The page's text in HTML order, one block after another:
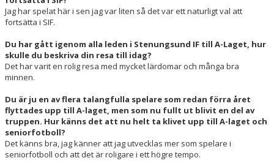
Jag har spelat här i sen jag var liten så det var ett naturligt val att
fortsätta i SIF.
Du har gått igenom alla leden i Stenungsund IF till A-Laget, hur
skulle du beskriva din resa till idag?
Det har varit en rolig resa med mycket lärdomar och många bra
minnen.
Du är ju en av flera talangfulla spelare som redan förra året
flyttades upp till A-laget, men som nu fullt ut blivit en del av
truppen. Hur känns det att nu helt ta klivet upp till A-laget och
seniorfotboll?
Det känns bra, jag känner att jag utvecklas mer som spelare i
seniorfotboll och att det är roligare i ett högre tempo.